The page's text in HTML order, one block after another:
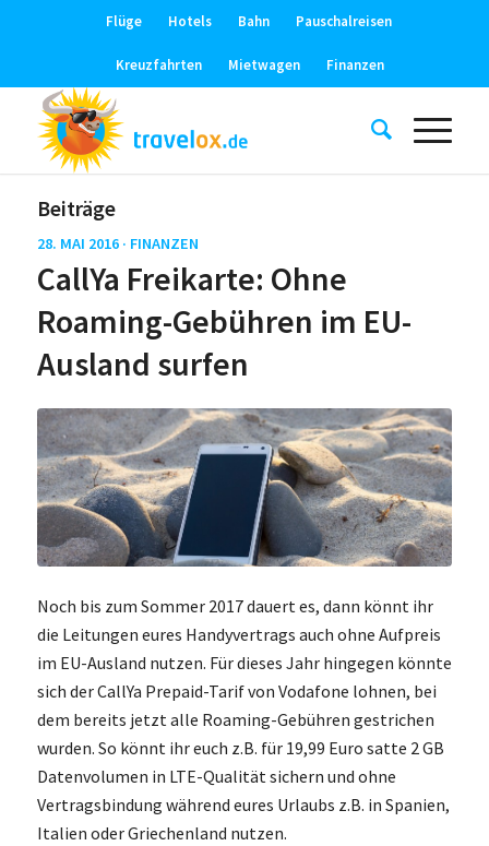
Flüge Hotels Bahn Pauschalreisen
Kreuzfahrten Mietwagen Finanzen
Beiträge
28. MAI 2016 · FINANZEN
CallYa Freikarte: Ohne
Roaming-Gebühren im EU-
Ausland surfen
Noch bis zum Sommer 2017 dauert es, dann könnt ihr
die Leitungen eures Handyvertrags auch ohne Aufpreis
im EU-Ausland nutzen. Für dieses Jahr hingegen könnte
sich der CallYa Prepaid-Tarif von Vodafone lohnen, bei
dem bereits jetzt alle Roaming-Gebühren gestrichen
wurden. So könnt ihr euch z.B. für 19,99 Euro satte 2 GB
Datenvolumen in LTE-Qualität sichern und ohne
Vertragsbindung während eures Urlaubs z.B. in Spanien,
Italien oder Griechenland nutzen.